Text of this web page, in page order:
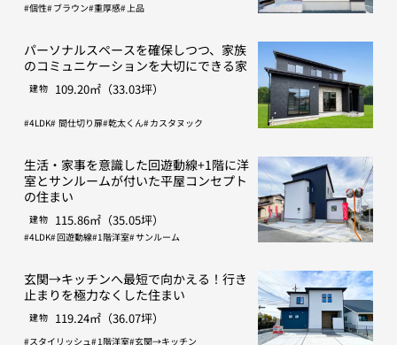
個性 ブラウン 重厚感 上品
パーソナルスペースを確保しつつ、家族
のコミュニケーションを大切にできる家
建物 109.20㎡（33.03坪）
4LDK 間仕切り扉 乾太くん カスタヌック
生活・家事を意識した回遊動線+1階に洋
室とサンルームが付いた平屋コンセプト
の住まい
建物 115.86㎡（35.05坪）
4LDK 回遊動線 1階洋室 サンルーム
玄関→キッチンへ最短で向かえる！行き
止まりを極力なくした住まい
建物 119.24㎡（36.07坪）
スタイリッシュ 1階洋室 玄関→キッチン